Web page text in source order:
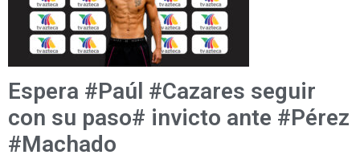
Espera #Paúl #Cazares seguir
con su paso# invicto ante #Pérez
#Machado